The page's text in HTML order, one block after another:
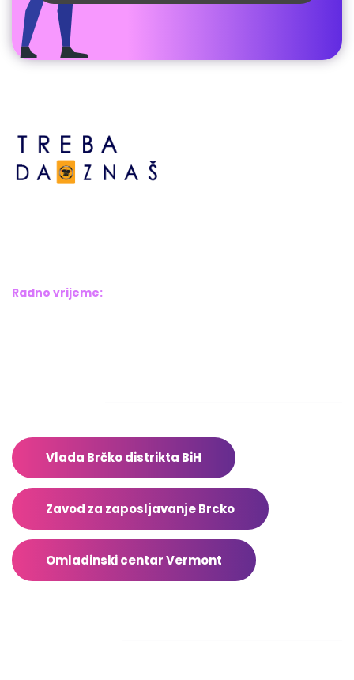
Radno vrijeme:
Vlada Brčko distrikta BiH
Zavod za zaposljavanje Brcko
Omladinski centar Vermont